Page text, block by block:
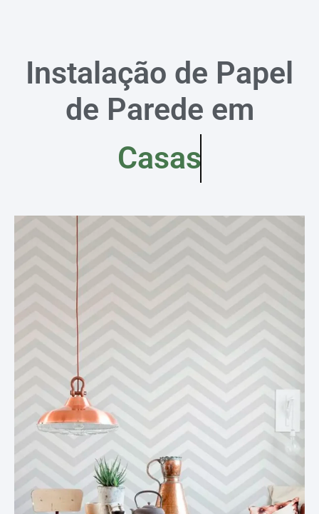
Instalação de Papel
de Parede em
Casas